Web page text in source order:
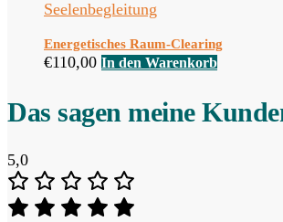
Seelenbegleitung
Energetisches Raum-Clearing
€110,00 In den Warenkorb
Das sagen meine
5,0